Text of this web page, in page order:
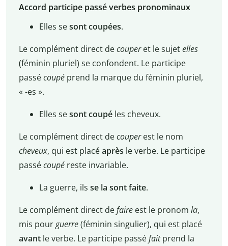
Accord participe passé verbes pronominaux
Elles sesont coupées.
Le complément direct decouperet le sujetelles
(féminin pluriel) se confondent. Le participe
passécoupé prend la marque du féminin pluriel,
« -es ».
Elles sesont coupé les cheveux.
Le complément direct decouperest le nom
cheveux, qui est placéaprès le verbe. Le participe
passécoupé reste invariable.
La guerre, ils se la sont faite.
Le complément direct defaire est le pronom la,
mis pourguerre(féminin singulier), qui est placé
avant le verbe. Le participe passéfaitprend la